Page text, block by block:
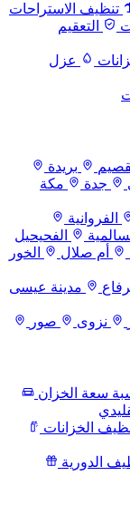
تنظيف الاستراحات
التعقيم
عزل
بريدة
جدة
مكة
الفروانية
الفحيحيل
أم صلال
الخور
مدينة عيسى
نزوى
صور
سعة الخزان
الخزانات
الدورية